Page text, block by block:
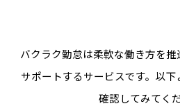
バクラク勤怠は柔軟な働き方を
サポートするサービスです。以
確認してみてくだ